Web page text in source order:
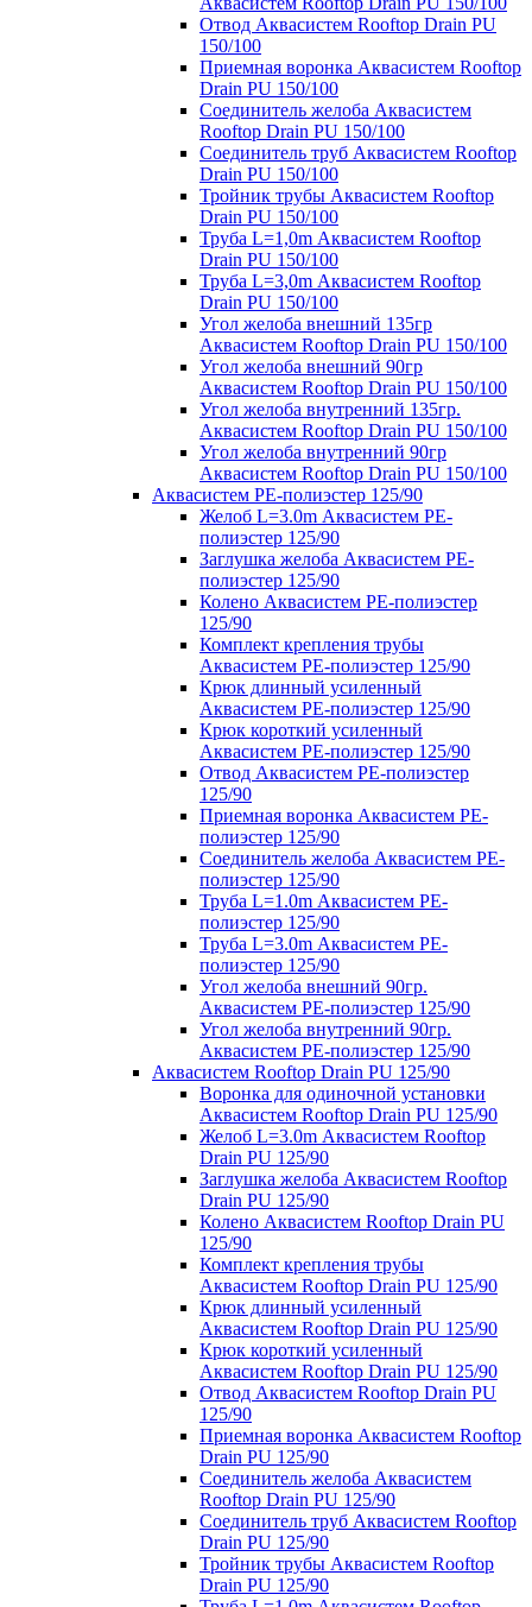
Отвод Аквасистем Rooftop Drain PU
150/100
Приемная воронка Аквасистем Rooftop
Drain PU 150/100
Соединитель желоба Аквасистем
Rooftop Drain PU 150/100
Соединитель труб Аквасистем Rooftop
Drain PU 150/100
Тройник трубы Аквасистем Rooftop
Drain PU 150/100
Труба L=1,0m Аквасистем Rooftop
Drain PU 150/100
Труба L=3,0m Аквасистем Rooftop
Drain PU 150/100
Угол желоба внешний 135гр
Аквасистем Rooftop Drain PU 150/100
Угол желоба внешний 90гр
Аквасистем Rooftop Drain PU 150/100
Угол желоба внутренний 135гр.
Аквасистем Rooftop Drain PU 150/100
Угол желоба внутренний 90гр
Аквасистем Rooftop Drain PU 150/100
Аквасистем PE-полиэстер 125/90
Желоб L=3.0m Аквасистем PE-
полиэстер 125/90
Заглушка желоба Аквасистем PE-
полиэстер 125/90
Колено Аквасистем PE-полиэстер
125/90
Комплект крепления трубы
Аквасистем PE-полиэстер 125/90
Крюк длинный усиленный
Аквасистем PE-полиэстер 125/90
Крюк короткий усиленный
Аквасистем PE-полиэстер 125/90
Отвод Аквасистем РЕ-полиэстер
125/90
Приемная воронка Аквасистем PE-
полиэстер 125/90
Соединитель желоба Аквасистем PE-
полиэстер 125/90
Труба L=1.0m Аквасистем PE-
полиэстер 125/90
Труба L=3.0m Аквасистем PE-
полиэстер 125/90
Угол желоба внешний 90гр.
Аквасистем PE-полиэстер 125/90
Угол желоба внутренний 90гр.
Аквасистем PE-полиэстер 125/90
Аквасистем Rooftop Drain PU 125/90
Воронка для одиночной установки
Аквасистем Rooftop Drain PU 125/90
Желоб L=3.0m Аквасистем Rooftop
Drain PU 125/90
Заглушка желоба Аквасистем Rooftop
Drain PU 125/90
Колено Аквасистем Rooftop Drain PU
125/90
Комплект крепления трубы
Аквасистем Rooftop Drain PU 125/90
Крюк длинный усиленный
Аквасистем Rooftop Drain PU 125/90
Крюк короткий усиленный
Аквасистем Rooftop Drain PU 125/90
Отвод Аквасистем Rooftop Drain PU
125/90
Приемная воронка Аквасистем Rooftop
Drain PU 125/90
Соединитель желоба Аквасистем
Rooftop Drain PU 125/90
Соединитель труб Аквасистем Rooftop
Drain PU 125/90
Тройник трубы Аквасистем Rooftop
Drain PU 125/90